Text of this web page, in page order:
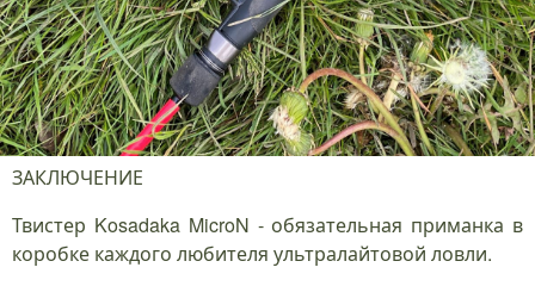
ЗАКЛЮЧЕНИЕ
Твистер Kosadaka MicroN - обязательная приманка в
коробке каждого любителя ультралайтовой ловли.